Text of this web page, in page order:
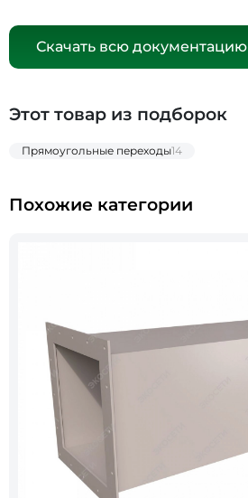
Скачать всю документацию
Этот товар из подборок
Прямоугольные переходы14
Похожие категории